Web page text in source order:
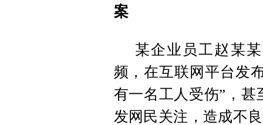
案
某企业员工赵某
频，在互联网平台发
有一名工人受伤”，甚
发网民关注，造成不